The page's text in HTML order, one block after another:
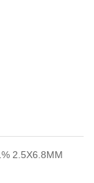
2.5X6.8MM